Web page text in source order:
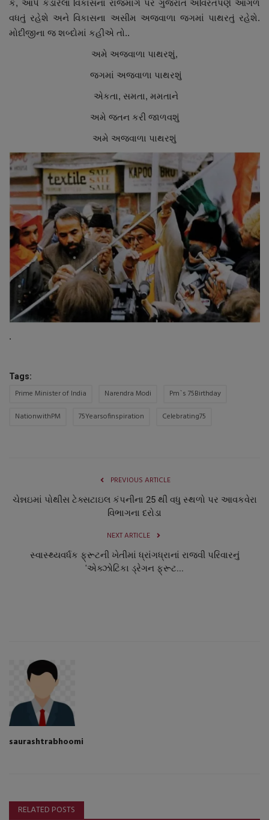
કે, આપે કંડારેલા વિકાસના રાજમાર્ગ પર ગુજરાત અવિરતપણે આગળ
વધતું રહેશે અને વિકાસના અસીમ અજવાળા જગમાં પાથરતું રહેશે.
મોદીજીના જ શબ્દોમાં કહીએ તો..
અમે અજવાળા પાથરશું,
જગમાં અજવાળા પાથરશું
એકતા, સમતા, મમતાને
અમે જતન કરી જાળવશું
અમે અજવાળા પાથરશું
.
Tags:
Prime Minister of India Narendra Modi
Pm`s 75Birthday
NationwithPM
75Yearsofinspiration Celebrating75
PREVIOUS ARTICLE
ચેન્નઇમાં પોથીસ ટેક્સટાઇલ કંપનીના 25 થી વધુ સ્થળો પર આવકવેરા
વિભાગના દરોડા
NEXT ARTICLE
સ્વાસ્થ્યવર્ધક ફ્રૂટની ખેતીમાં ધ્રાંગધ્રાનાં રાજવી પરિવારનું
'એક્ઝોટિકા ડ્રેગન ફ્રૂટ...
saurashtrabhoomi
RELATED POSTS